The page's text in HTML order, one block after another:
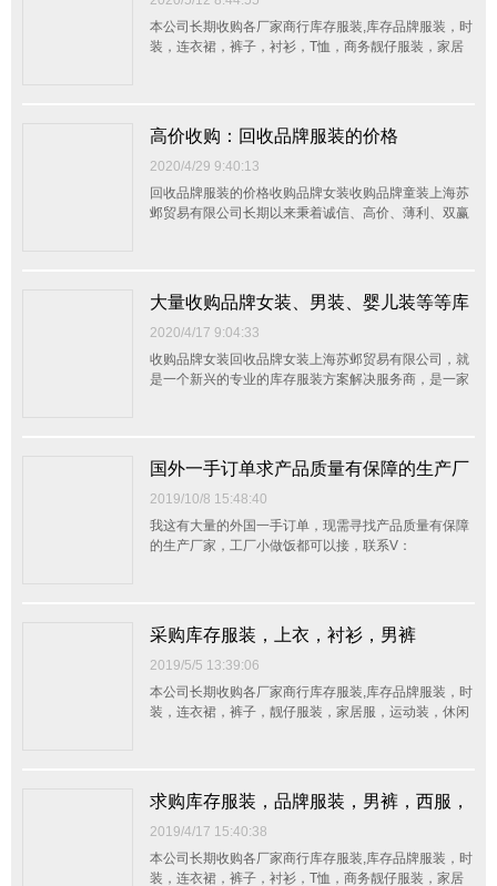
本公司长期收购各厂家商行库存服装,库存品牌服装，时
装，连衣裙，裤子，衬衫，T恤，商务靓仔服装，家居
方式上门看货定价，以最合理的价钱现金交易。我们真
诚...
高价收购：回收品牌服装的价格
2020/4/29 9:40:13
回收品牌服装的价格收购品牌女装收购品牌童装上海苏
邺贸易有限公司长期以来秉着诚信、高价、薄利、双赢
面料、辅料，服装设备、百货、工艺品、玩具、家纺及
床上...
大量收购品牌女装、男装、婴儿装等等库
存商品
2020/4/17 9:04:33
收购品牌女装回收品牌女装上海苏邺贸易有限公司，就
是一个新兴的专业的库存服装方案解决服务商，是一家
量身打造去化方案，在为业者盘活库存，增加现金流的
同...
国外一手订单求产品质量有保障的生产厂
家
2019/10/8 15:48:40
我这有大量的外国一手订单，现需寻找产品质量有保障
的生产厂家，工厂小做饭都可以接，联系V：
采购库存服装，上衣，衬衫，男裤
2019/5/5 13:39:06
本公司长期收购各厂家商行库存服装,库存品牌服装，时
装，连衣裙，裤子，靓仔服装，家居服，运动装，休闲
价，以最合理的价钱现金交易。我们真诚感谢各方的来
电，...
求购库存服装，品牌服装，男裤，西服，
连衣裙
2019/4/17 15:40:38
本公司长期收购各厂家商行库存服装,库存品牌服装，时
装，连衣裙，裤子，衬衫，T恤，商务靓仔服装，家居